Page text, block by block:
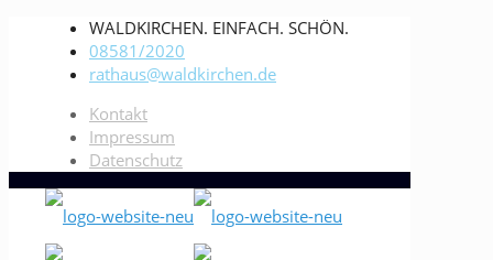
WALDKIRCHEN. EINFACH. SCHÖN.
08581/2020
rathaus@waldkirchen.de
Kontakt
Impressum
Datenschutz